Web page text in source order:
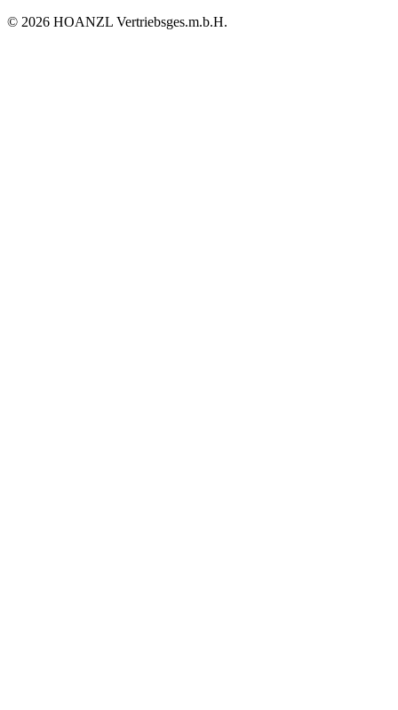
© 2026 HOANZL Vertriebsges.m.b.H.